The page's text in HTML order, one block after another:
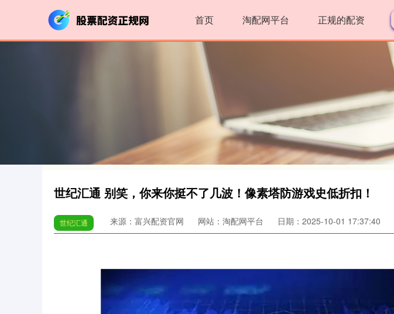
首页 淘配网平台 正规的配资
世纪汇通 别笑，你来你挺不了几波！像素塔防游戏史低折扣！
世纪汇通 来源：富兴配资官网 网站：淘配网平台 日期：2025-10-01 17:37:40